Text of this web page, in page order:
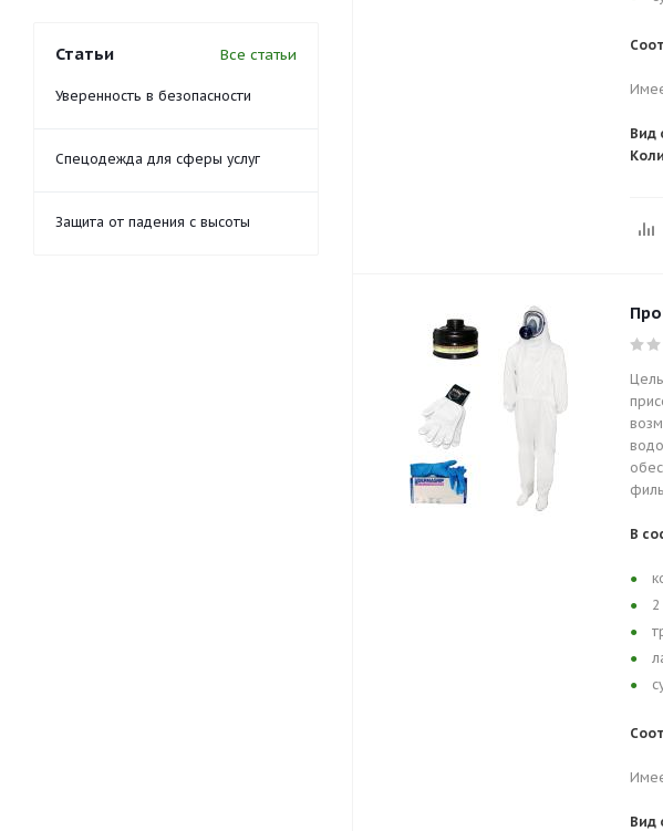
Вид
В
Вид
Статьи Все статьи
Уверенность в безопасности
Спецодежда для сферы услуг
Защита от падения с высоты